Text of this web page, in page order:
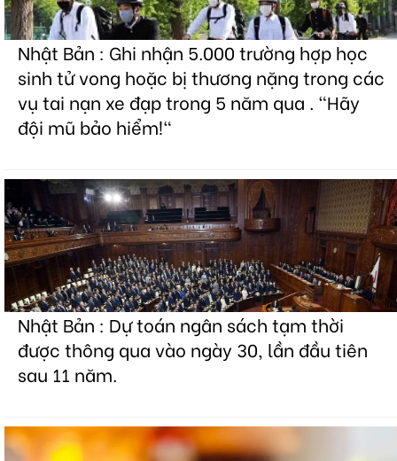
Nhật Bản : Ghi nhận 5.000 trường hợp học
sinh tử vong hoặc bị thương nặng trong các
vụ tai nạn xe đạp trong 5 năm qua . "Hãy
đội mũ bảo hiểm!"
Nhật Bản : Dự toán ngân sách tạm thời
được thông qua vào ngày 30, lần đầu tiên
sau 11 năm.